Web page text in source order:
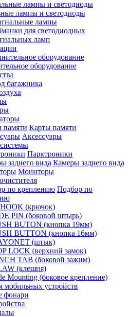
лампы и светодиоды
лампы
для светодиодных
ламп
оборудование
багажника
Карты памяти
Аксессуары
Парктроники
Камеры заднего вида
Мониторы
Подбор по
(крючок)
PIN (боковой штырь)
BUTON (кнопка 19мм)
BUTTON (кнопка 16мм)
(штык)
LOCK (верхний замок)
TAB (боковой зажим)
(клешня)
Mounting (боковое крепление)
мобильных устройств
фонари